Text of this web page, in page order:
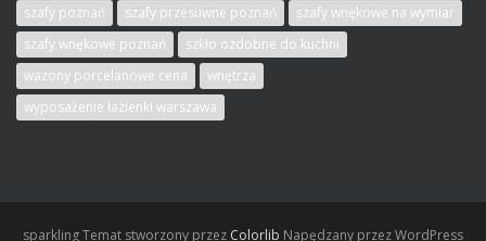
szafy poznań
szafy przesuwne poznań
szafy wnękowe na wymiar
szafy wnękowe poznań
szkło ozdobne do kuchni
wazony porcelanowe cena
wnętrza
wyposażenie łazienki warszawa
sparkling Temat stworzony przez Colorlib Napędzany przez WordPress